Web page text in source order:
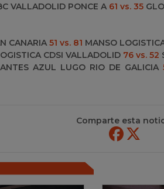
VALLADOLID PONCE A 61 vs. 35
CANARIA 51 vs. 81 MANSO
CDSI VALLADOLID 76 vs. 52
AZUL LUGO RIO DE GALICIA
Comparte esta